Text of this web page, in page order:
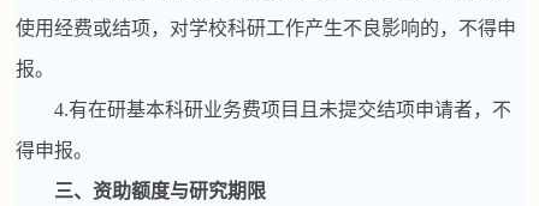
使用经费或结项，对学校科研工作产生不良影响的，不得申
报。
4.有在研基本科研业务费项目且未提交结项申请者，不
得申报。
三、资助额度与研究期限